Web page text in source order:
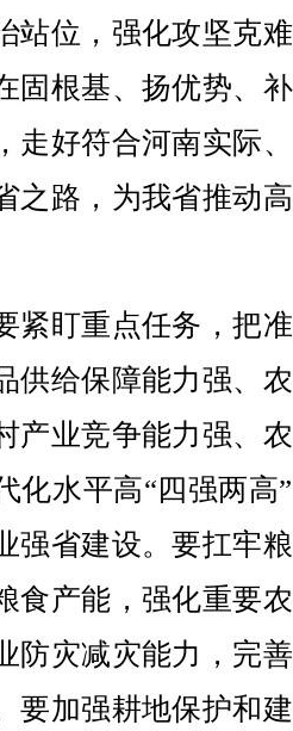
站位，强化攻坚克
固根基、扬优势、
走好符合河南实际
之路，为我省推动
盯重点任务，把
供给保障能力强、
产业竞争能力强、
化水平高“四强两高
强省建设。要扛牢
食产能，强化重要
防灾减灾能力，完
要加强耕地保护和